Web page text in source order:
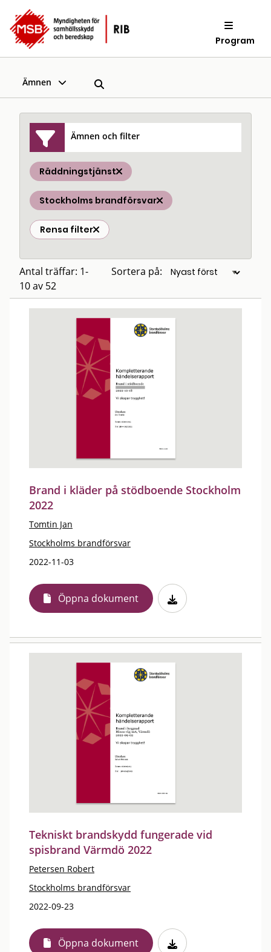
Program
Ämnen
Ämnen och filter
Räddningstjänst
Stockholms brandförsvar
Rensa filter
Antal träffar: 1-
10 av 52
Sortera på:
Brand i kläder på stödboende Stockholm
2022
Tomtin Jan
Stockholms brandförsvar
2022-11-03
Öppna dokument
Tekniskt brandskydd fungerade vid
spisbrand Värmdö 2022
Petersen Robert
Stockholms brandförsvar
2022-09-23
Öppna dokument